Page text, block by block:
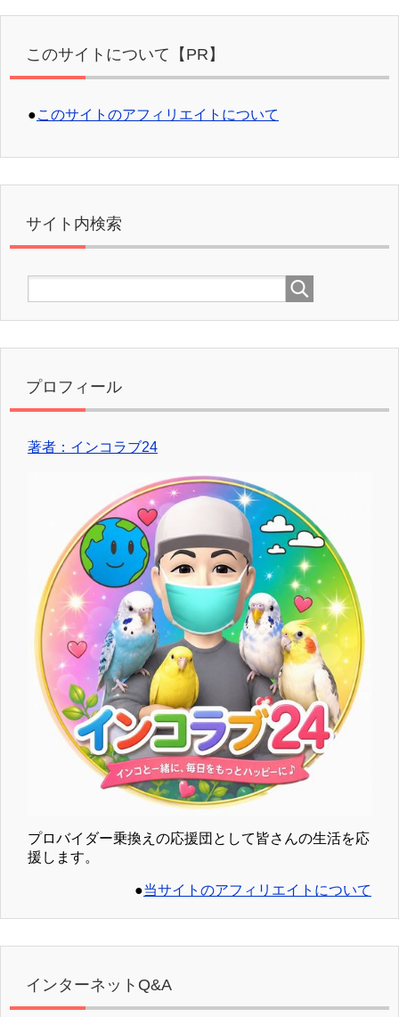
このサイトについて【PR】
●このサイトのアフィリエイトについて
サイト内検索
プロフィール
著者：インコラブ24
プロバイダー乗換えの応援団として皆さんの生活を応
援します。
●当サイトのアフィリエイトについて
インターネットQ&A